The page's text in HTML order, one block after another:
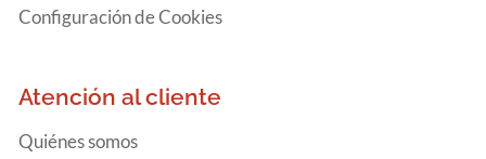
Configuración de Cookies
Atención al cliente
Quiénes somos